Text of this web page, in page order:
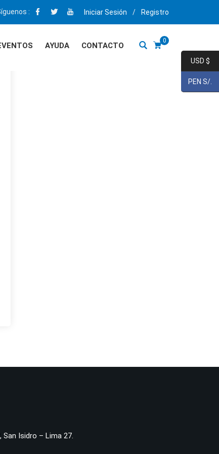
: Iniciar Sesión / Registro
0
AYUDA CONTACTO
San Isidro – Lima 27.
USD $
PEN S/.